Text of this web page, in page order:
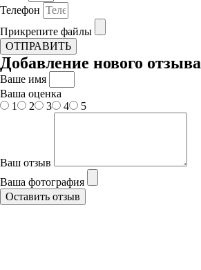
Телефон
Прикрепите файлы
ОТПРАВИТЬ
Добавление нового отзыва
Ваше имя
Ваша оценка
1
2 3 4 5
Ваш отзыв
Ваша фотография
Оставить отзыв